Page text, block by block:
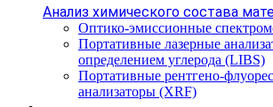
Анализ химического состава
Оптико-эмиссионные
Портативные лазерные
определением углерода (LIBS)
Портативные рентгено-
анализаторы (XRF)